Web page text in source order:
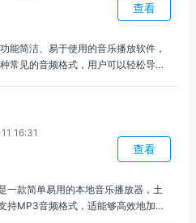
查看
能简洁、易于使用的音乐播放软件，
常见的音频格式，用户可以轻松导入
16:31
查看
一款简单易用的本地音乐播放器，土
持MP3音频格式，适能够高效地加载